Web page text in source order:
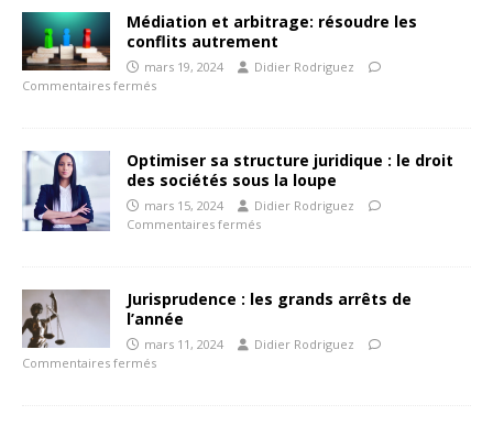
Médiation et arbitrage: résoudre les
conflits autrement
mars 19, 2024
Didier Rodriguez
Commentaires fermés
Optimiser sa structure juridique : le droit
des sociétés sous la loupe
mars 15, 2024
Didier Rodriguez
Commentaires fermés
Jurisprudence : les grands arrêts de
l’année
mars 11, 2024
Didier Rodriguez
Commentaires fermés